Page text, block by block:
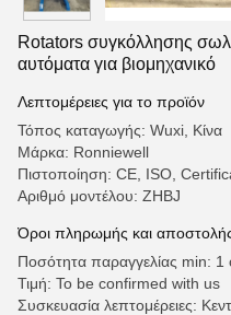
Rotators συγκόλλησης
αυτόματα για βιομηχανικό
Λεπτομέρειες για το προϊόν
Τόπος καταγωγής: Wuxi, Κίνα
Μάρκα: Ronniewell
Πιστοποίηση: CE, ISO,
Αριθμό μοντέλου: ZHBJ
Όροι πληρωμής και
Ποσότητα παραγγελίας min: 1
Τιμή: To be confirmed with us
Συσκευασία λεπτομέρειες: